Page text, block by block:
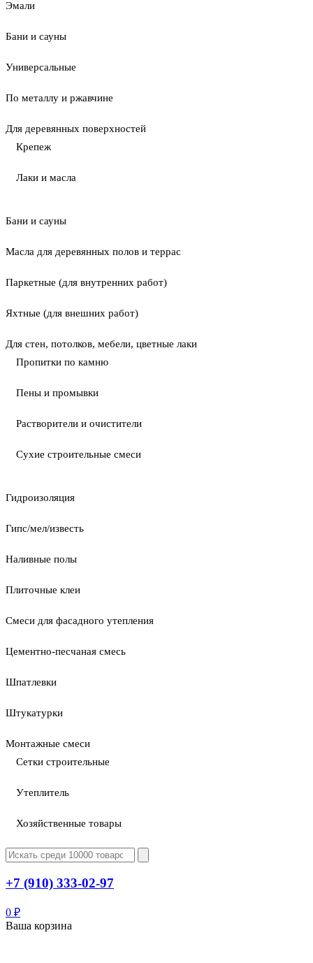
Эмали
Бани и сауны
Универсальные
По металлу и ржавчине
Для деревянных поверхностей
Крепеж
Лаки и масла
Бани и сауны
Масла для деревянных полов и террас
Паркетные (для внутренних работ)
Яхтные (для внешних работ)
Для стен, потолков, мебели, цветные лаки
Пропитки по камню
Пены и промывки
Растворители и очистители
Сухие строительные смеси
Гидроизоляция
Гипс/мел/известь
Наливные полы
Плиточные клеи
Смеси для фасадного утепления
Цементно-песчаная смесь
Шпатлевки
Штукатурки
Монтажные смеси
Сетки строительные
Утеплитель
Хозяйственные товары
+7 (910) 333-02-97
0 ₽
Ваша корзина